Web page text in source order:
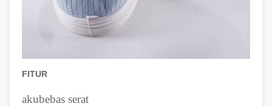
FITUR
akubebas serat